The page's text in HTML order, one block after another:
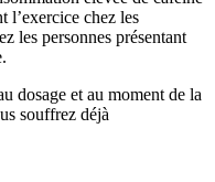
l’exercice chez les
les personnes présentant
dosage et au moment de la
souffrez déjà